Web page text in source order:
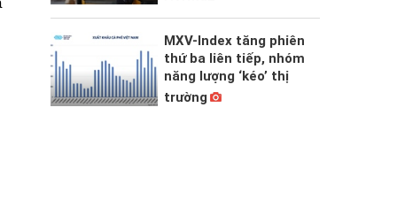
MXV-Index tăng phiên
thứ ba liên tiếp, nhóm
năng lượng ‘kéo’ thị
trường